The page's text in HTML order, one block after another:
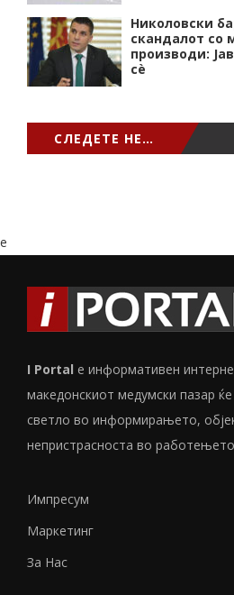
Николовски
скандалот со
производи:
сѐ
СЛЕДЕТЕ НЕ…
e
I Portal е информативен
македонскиот медумски пазар
светло во информирањето,
непристрасноста во
Импресум
Маркетинг
За Нас